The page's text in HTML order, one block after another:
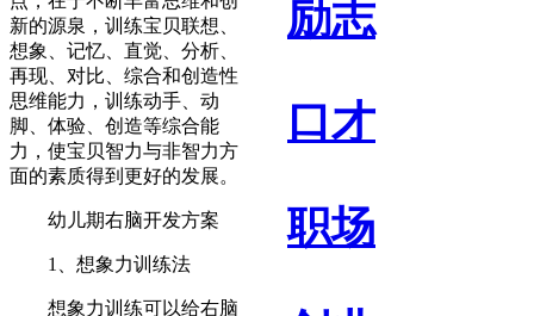
励志
口才
职场
新的源泉，训练宝贝联想、
想象、记忆、直觉、分析、
再现、对比、综合和创造性
思维能力，训练动手、动
脚、体验、创造等综合能
力，使宝贝智力与非智力方
面的素质得到更好的发展。
幼儿期右脑开发方案
1、想象力训练法
想象力训练可以给右脑